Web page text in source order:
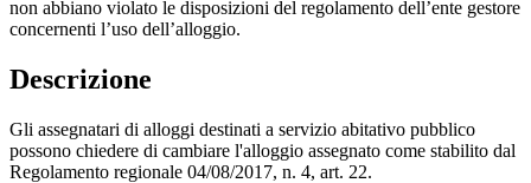
non abbiano violato le disposizioni del regolamento dell’ente gestore
concernenti l’uso dell’alloggio.
Descrizione
Gli assegnatari di alloggi destinati a servizio abitativo pubblico
possono chiedere di cambiare l'alloggio assegnato come stabilito dal
Regolamento regionale 04/08/2017, n. 4, art. 22.